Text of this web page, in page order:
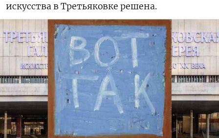
искусства в Третьяковке решена.